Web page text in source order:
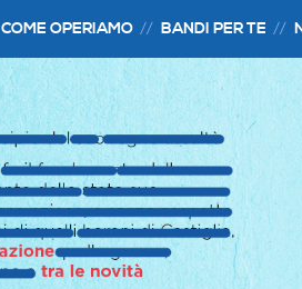
COME OPERIAMO BANDI PER TE